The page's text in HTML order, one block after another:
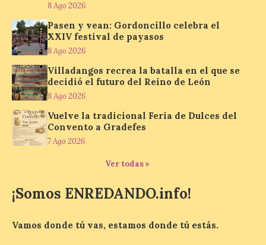
El Jamón de bellota 100 %
ibérico «Guillén» de
Guijuelo ha sido el
ganador al mejor jamón de
bellota ibérico
8 Ago 2026
El Ministerio de
Agricultura, Pesca y
Alimentación concede el
premio Alimentos de
jamones 2026. Jamón Serrano 24 – Monte
reconocidas. Se han presentado […]
8 Ago 2026
Pasen y vean: Gordoncillo celebra el
XXIV festival de payasos
8 Ago 2026
Villadangos recrea la batalla en el que se
decidió el futuro del Reino de León
8 Ago 2026
Vuelve la tradicional Feria de Dulces del
Convento a Gradefes
7 Ago 2026
Ver todas »
¡Somos ENREDANDO.info!
Vamos donde tú vas, estamos donde tú estás.